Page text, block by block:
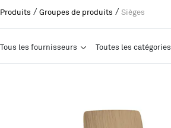
Produits / Groupes de produits / Sièges
Tous les fournisseurs Toutes les catégories